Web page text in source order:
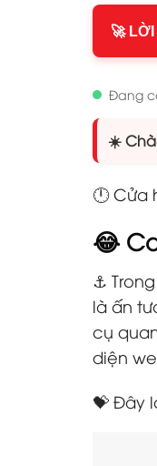
🚀
Đang
☀️
🕛 Cửa
😂
⚓
là ấn
cụ
diện
💝 Đây